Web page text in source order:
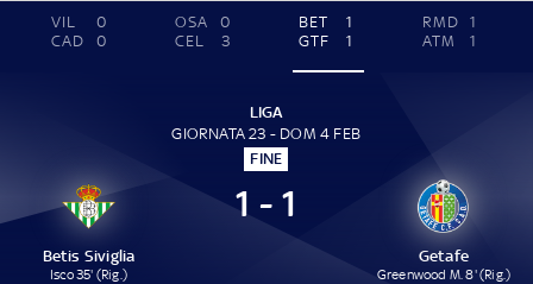
VIL
0
CAD
0
OSA
0
CEL
3
BET
1
GTF
1
RMD
1
ATM
1
LIGA
GIORNATA 23 - DOM 4 FEB
FINE
Betis Siviglia
Isco 35' (Rig.)
1 - 1
Getafe
Greenwood M. 8' (Rig.)